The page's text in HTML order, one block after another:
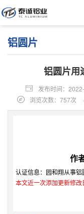
铝圆片
铝圆片用
发布时间：
浏览次数：757次
作
认证信息：园和翔从事铝
本文近一次添加更新修